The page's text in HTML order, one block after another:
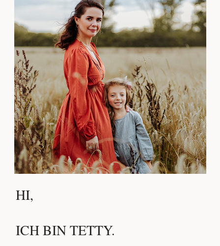
HI,
ICH BIN TETTY.